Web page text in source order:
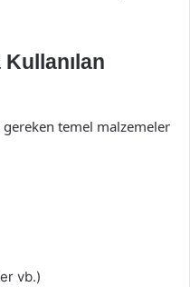
Kullanılan
temel malzemeler
vb.)